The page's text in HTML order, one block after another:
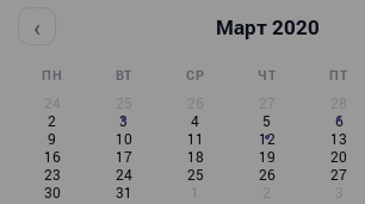
‹ Март 2020
ПН ВТ СР ЧТ ПТ
24 25 26 27 28
2
3 4 5 6
9
10 11 12 13
16
17 18 19 20
23
24 25 26 27
30
31 1 2 3